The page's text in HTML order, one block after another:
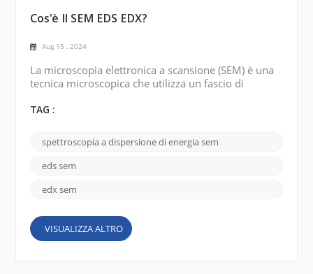
Cos'è Il SEM EDS EDX?
Aug 15 , 2024
La microscopia elettronica a scansione (SEM) è una
tecnica microscopica che utilizza un fascio di
della superficie di un campione. Il fascio di elettroni
schema raster e i segnali risultanti generati dalle
interazioni tra il fascio di elettroni e la superficie del
campione vengono rilevati e utilizza...
TAG :
spettroscopia a dispersione di energia sem
eds sem
edx sem
VISUALIZZA ALTRO